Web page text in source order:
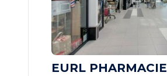
EURL PHARMACIE